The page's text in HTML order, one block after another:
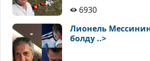
6930
Лионель
болду ..>